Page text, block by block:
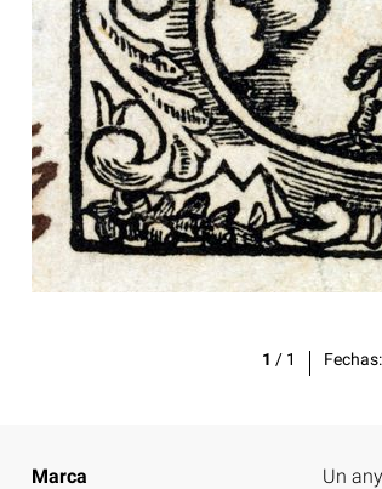
1 / 1 Fechas
Marca
Un